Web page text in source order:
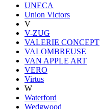
UNECA
Union Victors
V
V-ZUG
VALERIE CONCEPT
VALOMBREUSE
VAN APPLE ART
VERO
Virtus
W
Waterford
Wedgwood